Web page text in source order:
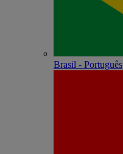
Brasil - Português